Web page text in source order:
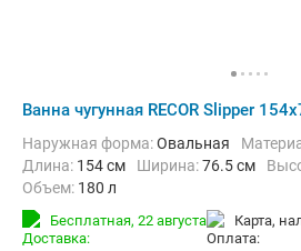
Ванна чугунная RECOR Slipper
Наружная форма:Овальная
Длина: 154 см Ширина:76.5 см
Объем: 180 л
Бесплатная, 22 августа карта,